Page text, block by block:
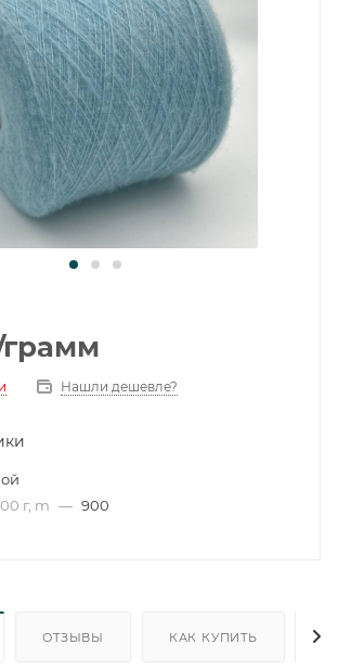
Нашли дешевле?
г, m — 900
ОТЗЫВЫ КАК КУПИТЬ